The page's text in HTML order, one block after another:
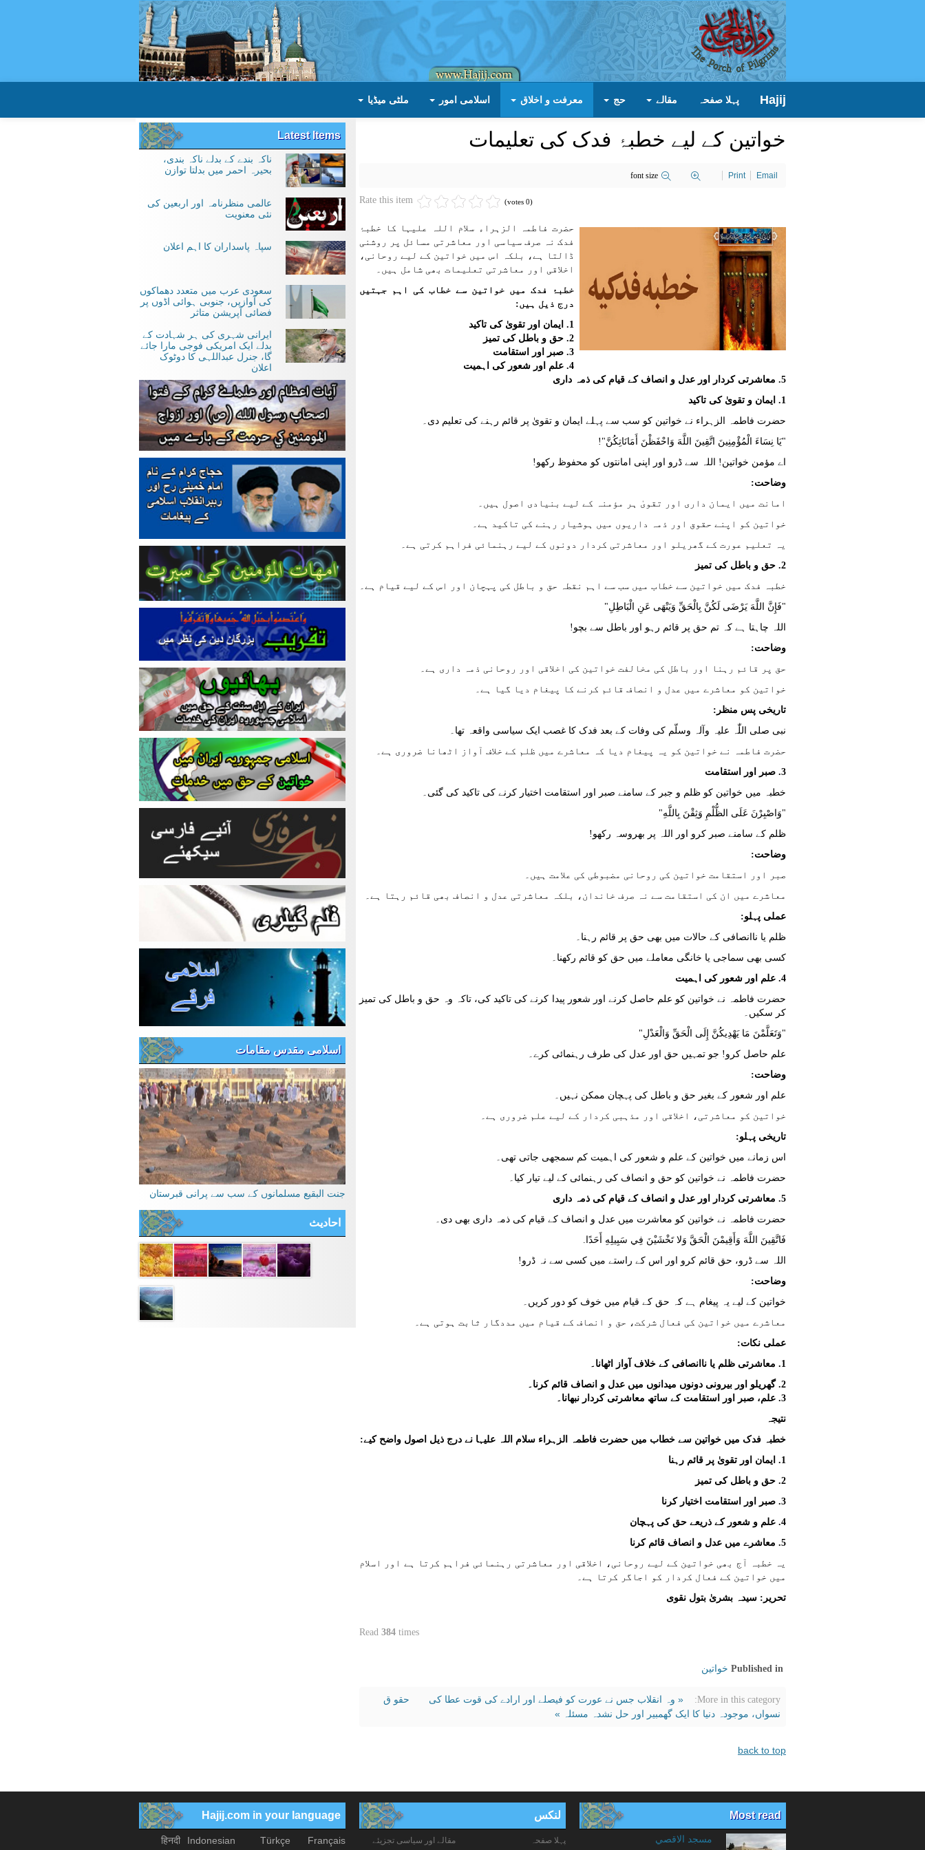
Hajij پہلا صفحہ مقالے حج معرفت و اخلاق اسلامی امور ملٹی میڈیا
خواتین کے لیے خطبۂ فدک کی تعلیمات
font size Print Email
Rate this item (0 votes)
حضرت فاطمہ الزہراء سلام اللہ علیہا کا خطبۂ
فدک نہ صرف سیاسی اور معاشرتی مسائل پر روشنی
ڈالتا ہے، بلکہ اس میں خواتین کے لیے روحانی،
اخلاقی اور معاشرتی تعلیمات بھی شامل ہیں۔
خطبۂ فدک میں خواتین سے خطاب کی اہم جہتیں
درج ذیل ہیں:
1. ایمان اور تقویٰ کی تاکید
2. حق و باطل کی تمیز
3. صبر اور استقامت
4. علم اور شعور کی اہمیت
5. معاشرتی کردار اور عدل و انصاف کے قیام کی ذمہ داری
1. ایمان و تقویٰ کی تاکید
حضرت فاطمہ الزہراء نے خواتین کو سب سے پہلے ایمان و تقویٰ پر قائم رہنے کی تعلیم دی۔
"يَا نِسَاءَ الْمُؤْمِنِينَ اتَّقِينَ اللَّهَ وَاحْفَظْنَ أَمَانَاتِكُنَّ"!
اے مؤمن خواتین! اللہ سے ڈرو اور اپنی امانتوں کو محفوظ رکھو!
وضاحت:
امانت میں ایمان داری اور تقویٰ ہر مؤمنہ کے لیے بنیادی اصول ہیں۔
خواتین کو اپنے حقوق اور ذمہ داریوں میں ہوشیار رہنے کی تاکید ہے۔
یہ تعلیم عورت کے گھریلو اور معاشرتی کردار دونوں کے لیے رہنمائی فراہم کرتی ہے۔
2. حق و باطل کی تمیز
خطبہ فدک میں خواتین سے خطاب میں سب سے اہم نقطہ حق و باطل کی پہچان اور اس کے لیے قیام ہے۔
"فَإِنَّ اللَّهَ يَرْضَى لَكُنَّ بِالْحَقِّ وَيَنْهَى عَنِ الْبَاطِلِ"
اللہ چاہتا ہے کہ تم حق پر قائم رہو اور باطل سے بچو!
وضاحت:
حق پر قائم رہنا اور باطل کی مخالفت خواتین کی اخلاقی اور روحانی ذمہ داری ہے۔
خواتین کو معاشرے میں عدل و انصاف قائم کرنے کا پیغام دیا گیا ہے۔
تاریخی پس منظر:
نبی صلی اللّٰہ علیہ وآلہ وسلّم کی وفات کے بعد فدک کا غصب ایک سیاسی واقعہ تھا۔
حضرت فاطمہ نے خواتین کو یہ پیغام دیا کہ معاشرے میں ظلم کے خلاف آواز اٹھانا ضروری ہے۔
3. صبر اور استقامت
خطبہ میں خواتین کو ظلم و جبر کے سامنے صبر اور استقامت اختیار کرنے کی تاکید کی گئی۔
"وَاصْبِرْنَ عَلَى الظُّلْمِ وَثِقْنَ بِاللَّهِ"
ظلم کے سامنے صبر کرو اور اللہ پر بھروسہ رکھو!
وضاحت:
صبر اور استقامت خواتین کی روحانی مضبوطی کی علامت ہیں۔
معاشرے میں ان کی استقامت سے نہ صرف خاندان، بلکہ معاشرتی عدل و انصاف بھی قائم رہتا ہے۔
عملی پہلو:
ظلم یا ناانصافی کے حالات میں بھی حق پر قائم رہنا۔
کسی بھی سماجی یا خانگی معاملے میں حق کو قائم رکھنا۔
4. علم اور شعور کی اہمیت
حضرت فاطمہ نے خواتین کو علم حاصل کرنے اور شعور پیدا کرنے کی تاکید کی، تاکہ وہ حق و باطل کی تمیز
کر سکیں۔
"وَتَعَلَّمْنَ مَا يَهْدِيكُنَّ إِلَى الْحَقِّ وَالْعَدْلِ"
علم حاصل کرو! جو تمہیں حق اور عدل کی طرف رہنمائی کرے۔
وضاحت:
علم اور شعور کے بغیر حق و باطل کی پہچان ممکن نہیں۔
خواتین کو معاشرتی، اخلاقی اور مذہبی کردار کے لیے علم ضروری ہے۔
تاریخی پہلو:
اس زمانے میں خواتین کے علم و شعور کی اہمیت کم سمجھی جاتی تھی۔
حضرت فاطمہ نے خواتین کو حق و انصاف کی رہنمائی کے لیے تیار کیا۔
5. معاشرتی کردار اور عدل و انصاف کے قیام کی ذمہ داری
حضرت فاطمہ نے خواتین کو معاشرت میں عدل و انصاف کے قیام کی ذمہ داری بھی دی۔
فَاتَّقِينَ اللَّهَ وَأَقِيمْنَ الْحَقَّ وَلا تَخْشَيْنَ فِي سَبِيلِهِ أَحَدًا.
اللہ سے ڈرو، حق قائم کرو اور اس کے راستے میں کسی سے نہ ڈرو!
وضاحت:
خواتین کے لیے یہ پیغام ہے کہ حق کے قیام میں خوف کو دور کریں۔
معاشرے میں خواتین کی فعال شرکت، حق و انصاف کے قیام میں مددگار ثابت ہوتی ہے۔
عملی نکات:
1. معاشرتی ظلم یا ناانصافی کے خلاف آواز اٹھانا۔
2. گھریلو اور بیرونی دونوں میدانوں میں عدل و انصاف قائم کرنا۔
3. علم، صبر اور استقامت کے ساتھ معاشرتی کردار نبھانا۔
نتیجہ
خطبہ فدک میں خواتین سے خطاب میں حضرت فاطمہ الزہراء سلام اللہ علیہا نے درج ذیل اصول واضح کیے:
1. ایمان اور تقویٰ پر قائم رہنا
2. حق و باطل کی تمیز
3. صبر اور استقامت اختیار کرنا
4. علم و شعور کے ذریعے حق کی پہچان
5. معاشرے میں عدل و انصاف قائم کرنا
یہ خطبہ آج بھی خواتین کے لیے روحانی، اخلاقی اور معاشرتی رہنمائی فراہم کرتا ہے اور اسلام
میں خواتین کے فعال کردار کو اجاگر کرتا ہے۔
تحریر: سیدہ بشریٰ بتول نقوی
Read384 times
Published in خواتين
More in this category: « وہ انقلاب جس نے عورت کو فیصلے اور ارادے کی قوت عطا کی
حقو ق
نسواں، موجودہ دنيا کا ايک گھمبير اور حل نشدہ مسئلہ »
back to top
Latest Items
ناکہ بندے کے بدلے ناکہ بندی،
بحیرہ احمر میں بدلتا توازن
عالمی منظرنامہ اور اربعین کی
نئی معنویت
سپاہ پاسداران کا اہم اعلان
سعودی عرب میں متعدد دھماکوں
کی آوازیں، جنوبی ہوائی اڈوں پر
فضائی آپریشن متاثر
ایرانی شہری کی ہر شہادت کے
بدلے ایک امریکی فوجی مارا جائے
گا، جنرل عبداللہی کا دوٹوک
اعلان
اسلامی مقدس مقامات
جنت البقیع مسلمانوں کے سب سے پرانی قبرستان
احادیث
Most read
مسجد الاقصي
لنکس
پہلا صفحہ مقالے اور سیاسی تجزیئے
Hajij.com in your language
Français
Türkçe
Indonesian
हिनदी